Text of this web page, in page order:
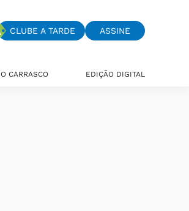
CLUBE A TARDE ASSINE
O CARRASCO EDIÇÃO DIGITAL